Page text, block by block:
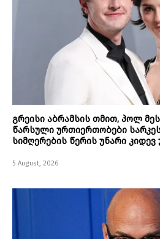
გრეისი აბრამსის თმით, პოლ
წარსული ურთიერთობები
სიმღერების წერის უნარი
5 August, 2026